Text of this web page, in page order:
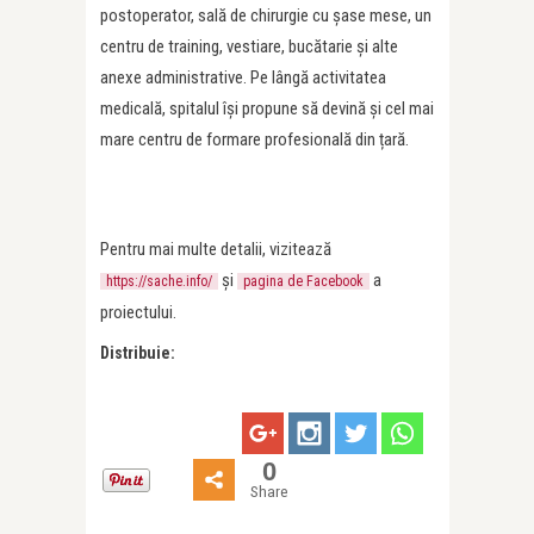
postoperator, sală de chirurgie cu șase mese, un
centru de training, vestiare, bucătarie și alte
anexe administrative. Pe lângă activitatea
medicală, spitalul își propune să devină și cel mai
mare centru de formare profesională din țară.
Pentru mai multe detalii, vizitează
https://sache.info/ și pagina de Facebook
a
proiectului.
Distribuie:
0
Share